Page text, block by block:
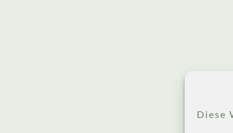
Diese